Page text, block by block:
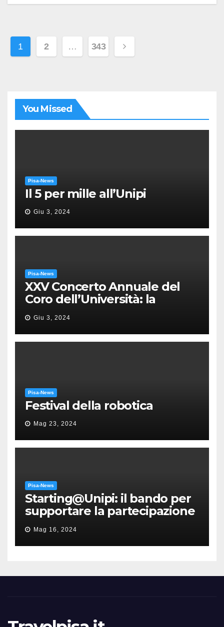
Paginazione
degli
1 2 … 343
You Missed
Pisa-News
Il 5 per mille all’Unipi
Giu 3, 2024
Pisa-News
XXV Concerto Annuale del
Coro dell’Università: la
“Messa in gloria” di Giacomo
Puccini
Giu 3, 2024
Pisa-News
Festival della robotica
Mag 23, 2024
Pisa-News
Starting@Unipi: il bando per
supportare la partecipazione
all’ERC Starting Grant
Mag 16, 2024